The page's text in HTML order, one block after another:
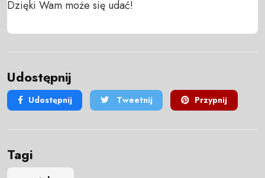
Dzięki Wam może się udać!
Udostępnij
Udostępnij Tweetnij Przypnij
Tagi